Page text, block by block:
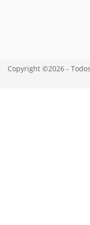
Copyright ©2026 -